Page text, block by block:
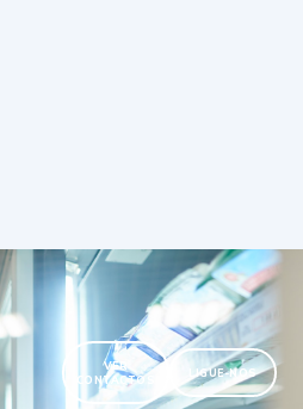
VER
CONTACTOS
LIGUE-NOS